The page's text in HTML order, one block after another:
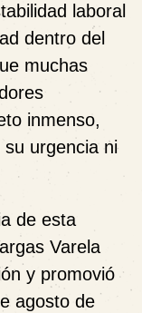
laboral
dentro del
muchas
inmenso,
urgencia ni
de esta
Varela
y promovió
agosto de